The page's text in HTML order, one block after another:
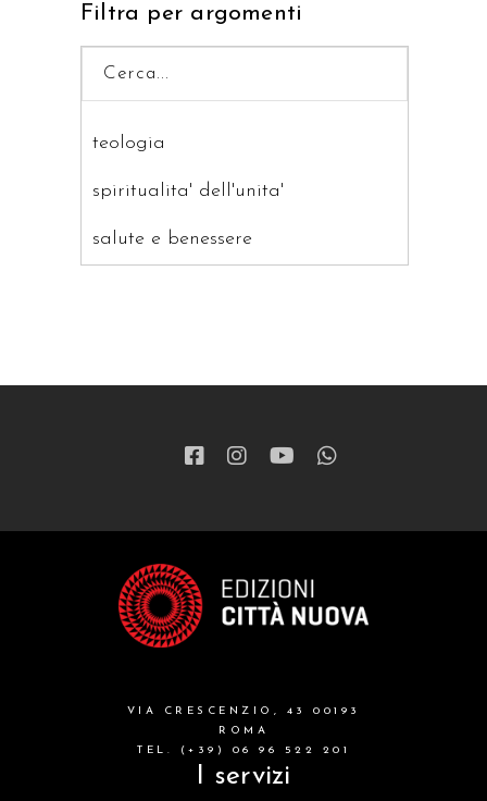
Filtra per argomenti
teologia
spiritualita' dell'unita'
salute e benessere
patristica
formazione cristiana e liturgia
catalogo storico
attualita'
VIA CRESCENZIO, 43 00193
ROMA
TEL. (+39) 06 96 522 201
I servizi